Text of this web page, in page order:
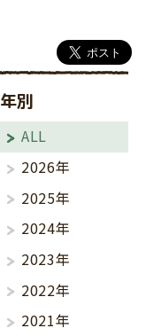
年別
ALL
2026年
2025年
2024年
2023年
2022年
2021年